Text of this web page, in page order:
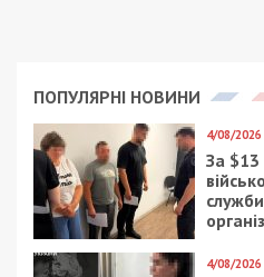
ПОПУЛЯРНІ НОВИНИ
4/08/2026
За $13
4/08/2026